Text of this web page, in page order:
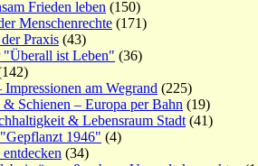
Frieden leben (150)
Menschenrechte (171)
Praxis (43)
"Überall ist Leben" (36)
am Wegrand (225)
& Schienen – Europa per Bahn (19)
& Lebensraum Stadt(41)
1946" (4)
(34)